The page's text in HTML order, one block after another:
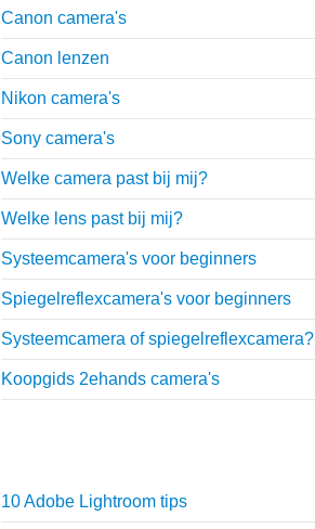
Canon camera's
Canon lenzen
Nikon camera's
Sony camera's
Welke camera past bij mij?
Welke lens past bij mij?
Systeemcamera's voor beginners
Spiegelreflexcamera's voor beginners
Systeemcamera of spiegelreflexcamera?
Koopgids 2ehands camera's
10 Adobe Lightroom tips